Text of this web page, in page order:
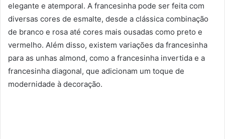
elegante e atemporal. A francesinha pode ser feita com
diversas cores de esmalte, desde a clássica combinação
de branco e rosa até cores mais ousadas como preto e
vermelho. Além disso, existem variações da francesinha
para as unhas almond, como a francesinha invertida e a
francesinha diagonal, que adicionam um toque de
modernidade à decoração.